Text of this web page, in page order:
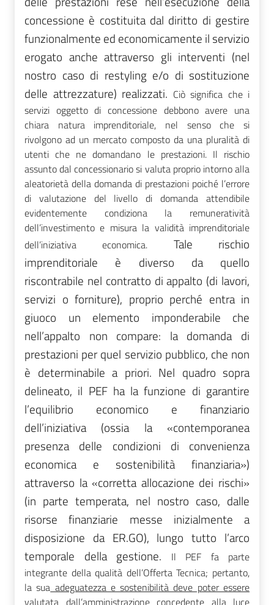
concessione è costituita dal diritto di gestire
funzionalmente ed economicamente il servizio
erogato anche attraverso gli interventi (nel
nostro caso di restyling e/o di sostituzione
delle attrezzature) realizzati. Ciò significa che i
servizi oggetto di concessione debbono avere una
chiara natura imprenditoriale, nel senso che si
rivolgono ad un mercato composto da una pluralità di
utenti che ne domandano le prestazioni. Il rischio
assunto dal concessionario si valuta proprio intorno alla
aleatorietà della domanda di prestazioni poiché l’errore
di valutazione del livello di domanda attendibile
evidentemente condiziona la remuneratività
dell’investimento e misura la validità imprenditoriale
dell’iniziativa economica. Tale rischio
imprenditoriale è diverso da quello
riscontrabile nel contratto di appalto (di lavori,
servizi o forniture), proprio perché entra in
giuoco un elemento imponderabile che
nell’appalto non compare: la domanda di
prestazioni per quel servizio pubblico, che non
è determinabile a priori. Nel quadro sopra
delineato, il PEF ha la funzione di garantire
l’equilibrio economico e finanziario
dell’iniziativa (ossia la «contemporanea
presenza delle condizioni di convenienza
economica e sostenibilità finanziaria»)
attraverso la «corretta allocazione dei rischi»
(in parte temperata, nel nostro caso, dalle
risorse finanziarie messe inizialmente a
disposizione da ER.GO), lungo tutto l’arco
temporale della gestione.
Il PEF fa parte
integrante della qualità dell’Offerta Tecnica; pertanto,
la sua adeguatezza e sostenibilità deve poter essere